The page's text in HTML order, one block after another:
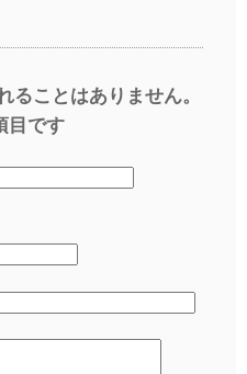
ることはありません。
目です